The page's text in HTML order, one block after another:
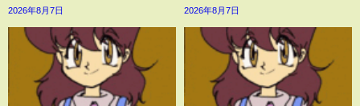
2026年8月7日 2026年8月7日